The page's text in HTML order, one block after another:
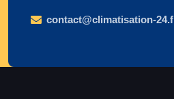
contact@climatisation-